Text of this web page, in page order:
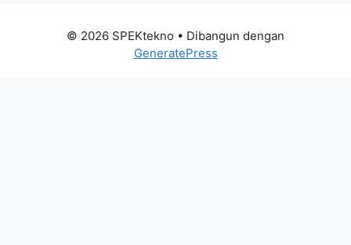
© 2026 SPEKtekno • Dibangun dengan
GeneratePress